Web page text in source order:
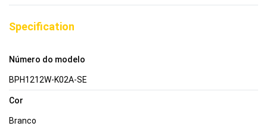
Specification
Número do modelo
BPH1212W-K02A-SE
Cor
Branco